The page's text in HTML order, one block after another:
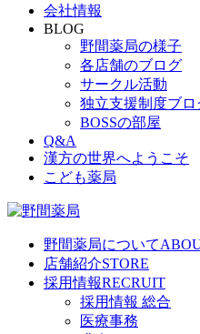
会社情報
BLOG
野間薬局の様子
各店舗のブログ
サークル活動
独立支援制度ブロ
BOSSの部屋
Q&A
漢方の世界へようこそ
こども薬局
野間薬局について
店舗紹介STORE
採用情報RECRUIT
採用情報 総合
医療事務